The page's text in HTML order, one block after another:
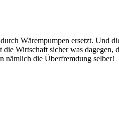
Wärempumpen ersetzt. Und
Wirtschaft sicher was
nämlich die Überfremdung selber!